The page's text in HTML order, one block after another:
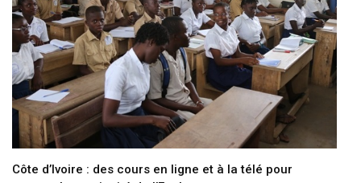
Côte d’Ivoire : des cours en ligne et à la télé pour